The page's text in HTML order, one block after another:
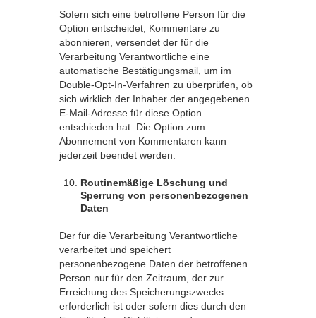
Sofern sich eine betroffene Person für die
Option entscheidet, Kommentare zu
abonnieren, versendet der für die
Verarbeitung Verantwortliche eine
automatische Bestätigungsmail, um im
Double-Opt-In-Verfahren zu überprüfen, ob
sich wirklich der Inhaber der angegebenen
E-Mail-Adresse für diese Option
entschieden hat. Die Option zum
Abonnement von Kommentaren kann
jederzeit beendet werden.
Routinemäßige Löschung und
Sperrung von personenbezogenen
Daten
Der für die Verarbeitung Verantwortliche
verarbeitet und speichert
personenbezogene Daten der betroffenen
Person nur für den Zeitraum, der zur
Erreichung des Speicherungszwecks
erforderlich ist oder sofern dies durch den